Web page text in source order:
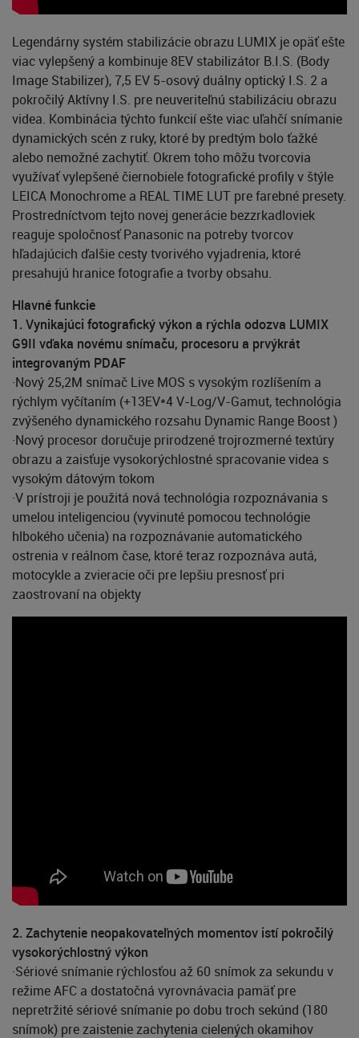
Legendárny systém stabilizácie obrazu LUMIX je opäť ešte
viac vylepšený a kombinuje 8EV stabilizátor B.I.S. (Body
Image Stabilizer), 7,5 EV 5-osový duálny optický I.S. 2 a
pokročilý Aktívny I.S. pre neuveriteľnú stabilizáciu obrazu
videa. Kombinácia týchto funkcií ešte viac uľahčí snímanie
dynamických scén z ruky, ktoré by predtým bolo ťažké
alebo nemožné zachytiť. Okrem toho môžu tvorcovia
využívať vylepšené čiernobiele fotografické profily v štýle
LEICA Monochrome a REAL TIME LUT pre farebné presety.
Prostredníctvom tejto novej generácie bezzrkadloviek
reaguje spoločnosť Panasonic na potreby tvorcov
hľadajúcich ďalšie cesty tvorivého vyjadrenia, ktoré
presahujú hranice fotografie a tvorby obsahu.
Hlavné funkcie
1. Vynikajúci fotografický výkon a rýchla odozva LUMIX
G9II vďaka novému snímaču, procesoru a prvýkrát
integrovaným PDAF
·Nový 25,2M snímač Live MOS s vysokým rozlíšením a
rýchlym vyčítaním (+13EV*4 V-Log/V-Gamut, technológia
zvýšeného dynamického rozsahu Dynamic Range Boost )
·Nový procesor doručuje prirodzené trojrozmerné textúry
obrazu a zaisťuje vysokorýchlostné spracovanie videa s
vysokým dátovým tokom
·V prístroji je použitá nová technológia rozpoznávania s
umelou inteligenciou (vyvinuté pomocou technológie
hlbokého učenia) na rozpoznávanie automatického
ostrenia v reálnom čase, ktoré teraz rozpoznáva autá,
motocykle a zvieracie oči pre lepšiu presnosť pri
zaostrovaní na objekty
2. Zachytenie neopakovateľných momentov istí pokročilý
vysokorýchlostný výkon
·Sériové snímanie rýchlosťou až 60 snímok za sekundu v
režime AFC a dostatočná vyrovnávacia pamäť pre
nepretržité sériové snímanie po dobu troch sekúnd (180
snímok) pre zaistenie zachytenia cielených okamihov